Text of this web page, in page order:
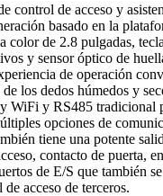
control de acceso y
basado en la
color de 2.8 pulgadas,
y sensor óptico de
de operación
los dedos húmedos y
WiFi y RS485 tradicional
opciones de
tiene una potente
contacto de puerta,
de E/S que también
acceso de terceros.